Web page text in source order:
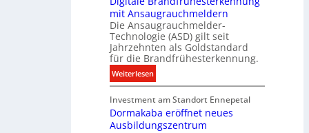
y
w
i
r
d
u
r
e
i
r
I
n
v
e
s
t
i
t
i
mit Ansaugrauchmeldern
Die Ansaugrauchmelder-
Technologie (ASD) gilt seit
Jahrzehnten als Goldstandard
für die Brandfrühesterkennung.
Weiterlesen:
D
i
g
i
Investment am Standort Ennepetal
Dormakaba eröffnet neues
Ausbildungszentrum